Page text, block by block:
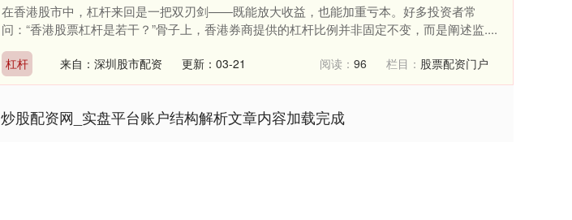
在香港股市中，杠杆来回是一把双刃剑——既能放大收益，也能加重亏本。好多投资者常
问：“香港股票杠杆是若干？”骨子上，香港券商提供的杠杆比例并非固定不变，而是阐述监....
杠杆 来自：深圳股市配资 更新：03-21 阅读： 96 栏目： 股票配资门户
炒股配资网_实盘平台账户结构解析文章内容加载完成